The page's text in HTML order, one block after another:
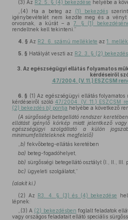
(3) Az R2. 5. § (4) bekezdése helyébe a
„(4) Ha a beteg az
(1) bekezdés
igénybevételét nem kezdte meg és a
orvosnak, a kúrát – a7. § (1)
rendeltnek kell tekinteni.”
4. § Az R2. 6. számú melléklete az 1.
5. § Hatályát veszti az R2. 3. § (2) bekezdés
3. Az egészségügyi ellátás folyamatos
kérdéseiről
47/2004. (V. 11.) ESZCSM
6. § (1) Az egészségügyi ellátás folyamatos
kérdéseiről szóló47/2004. (V. 11.) ESZCSM
(2) bekezdés b) pontja helyébe a következő
(A sürgősségi betegellátó rendszer
ellátást igénylő kórkép miatt jelentkező
egészségügyi szolgáltató a külön
minimumfeltételeknek megfelelő)
b) fekvőbeteg-ellátás keretében
ba) beteg-fogadóhelyet,
bb) sürgősségi betegellátó osztályt (I., II., III.
bc) ügyeleti szolgálatot,”
(alakít ki.)
(2) Az R3. 4. § (3) és (4) bekezdése
lépnek:
„(3) A (2) bekezdésben foglalt feladatok
vagy országos feladatait ellátó speciális